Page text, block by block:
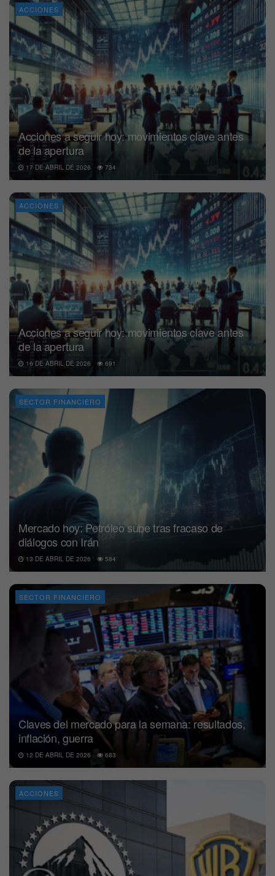
ACCIONES
Acciones a seguir hoy: movimientos clave antes
de la apertura
17 DE ABRIL DE 2026 734
ACCIONES
Acciones a seguir hoy: movimientos clave antes
de la apertura
16 DE ABRIL DE 2026 691
SECTOR FINANCIERO
Mercado hoy: Petróleo sube tras fracaso de
diálogos con Irán
13 DE ABRIL DE 2026 584
SECTOR FINANCIERO
Claves del mercado para la semana: resultados,
inflación, guerra
12 DE ABRIL DE 2026 683
ACCIONES